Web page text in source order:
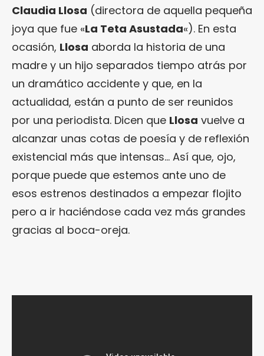
Claudia Llosa (directora de aquella pequeña
joya que fue «La Teta Asustada«). En esta
ocasión, Llosa aborda la historia de una
madre y un hijo separados tiempo atrás por
un dramático accidente y que, en la
actualidad, están a punto de ser reunidos
por una periodista. Dicen que Llosa vuelve a
alcanzar unas cotas de poesía y de reflexión
existencial más que intensas… Así que, ojo,
porque puede que estemos ante uno de
esos estrenos destinados a empezar flojito
pero a ir haciéndose cada vez más grandes
gracias al boca-oreja.